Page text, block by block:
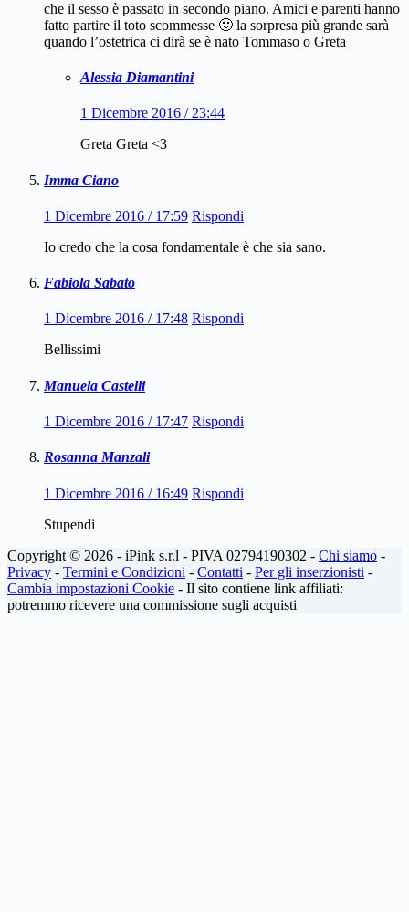
che il sesso è passato in secondo piano. Amici e parenti hanno
fatto partire il toto scommesse 🙂 la sorpresa più grande sarà
quando l’ostetrica ci dirà se è nato Tommaso o Greta
Alessia Diamantini
1 Dicembre 2016 / 23:44
Greta Greta <3
Imma Ciano
1 Dicembre 2016 / 17:59 Rispondi
Io credo che la cosa fondamentale è che sia sano.
Fabiola Sabato
1 Dicembre 2016 / 17:48 Rispondi
Bellissimi
Manuela Castelli
1 Dicembre 2016 / 17:47 Rispondi
Rosanna Manzali
1 Dicembre 2016 / 16:49 Rispondi
Stupendi
Copyright © 2026 - iPink s.r.l - PIVA 02794190302 - Chi siamo -
Privacy - Termini e Condizioni - Contatti - Per gli inserzionisti -
Cambia impostazioni Cookie - Il sito contiene link affiliati:
potremmo ricevere una commissione sugli acquisti